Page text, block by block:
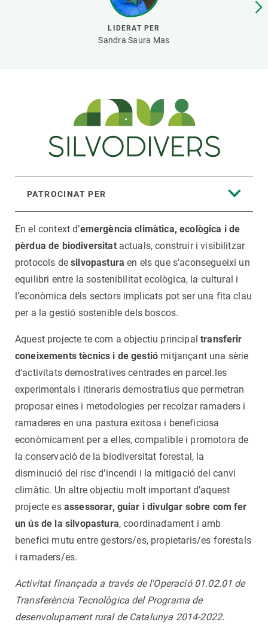
LIDERAT PER
Sandra Saura Mas
PATROCINAT PER
En el context d’emergència climàtica, ecològica i de
pèrdua de biodiversitat actuals, construir i visibilitzar
protocols desilvopasturaen els que s’aconsegueixi un
equilibri entre la sostenibilitat ecològica, la cultural i
l’econòmica dels sectors implicats pot ser una fita clau
per a la gestió sostenible dels boscos.
Aquest projecte te com a objectiu principaltransferir
coneixements tècnics i de gestió mitjançant una sèrie
d’activitats demostratives centrades en parcel.les
experimentals i itineraris demostratius que permetran
proposar eines i metodologies per recolzar ramaders i
ramaderes en una pastura exitosa i beneficiosa
econòmicament per a elles, compatible i promotora de
la conservació de la biodiversitat forestal, la
disminució del risc d’incendi i la mitigació del canvi
climàtic. Un altre objectiu molt important d’aquest
projecte es assessorar, guiar i divulgar sobre com fer
un ús de la silvopastura, coordinadament i amb
benefici mutu entre gestors/es, propietaris/es forestals
i ramaders/es.
Activitat finançada a través de l'Operació 01.02.01 de
Transferència Tecnològica del Programa de
desenvolupament rural de Catalunya 2014-2022.